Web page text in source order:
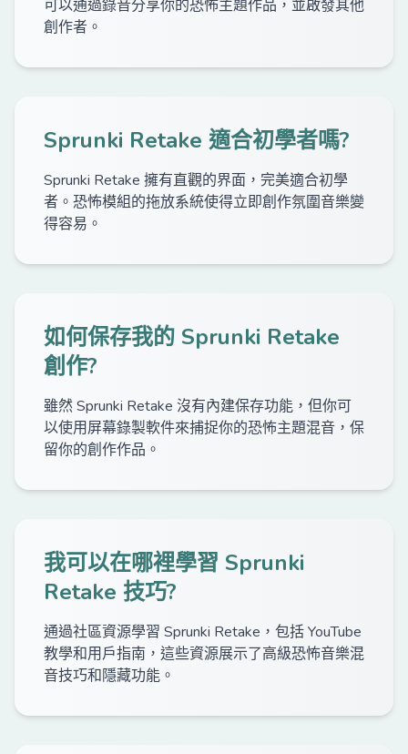
可以通過錄音分享你的恐怖主題作品，並啟發其他
創作者。
Sprunki Retake 適合初學者嗎?
Sprunki Retake 擁有直觀的界面，完美適合初學
者。恐怖模組的拖放系統使得立即創作氛圍音樂變
得容易。
如何保存我的 Sprunki Retake
創作?
雖然 Sprunki Retake 沒有內建保存功能，但你可
以使用屏幕錄製軟件來捕捉你的恐怖主題混音，保
留你的創作作品。
我可以在哪裡學習 Sprunki
Retake 技巧?
通過社區資源學習 Sprunki Retake，包括 YouTube
教學和用戶指南，這些資源展示了高級恐怖音樂混
音技巧和隱藏功能。